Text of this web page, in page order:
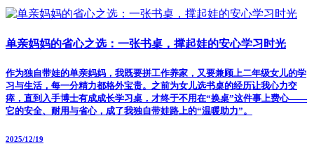
单亲妈妈的省心之选：一张书桌，撑起娃的安心学习时光
作为独自带娃的单亲妈妈，我既要拼工作养家，又要兼顾上二年级女儿的学
习与生活，每一分精力都格外宝贵。之前为女儿选书桌的经历让我心力交
瘁，直到入手博士有成成长学习桌，才终于不用在“换桌”这件事上费心——
它的安全、耐用与省心，成了我独自带娃路上的“温暖助力”。
2025/12/19